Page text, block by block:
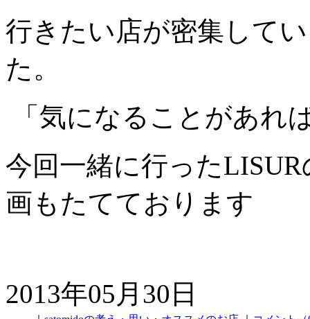
行きたい店が密集して
た。
「気になることがあれ
今回一緒に行った
画もたてております
2013年05月30日